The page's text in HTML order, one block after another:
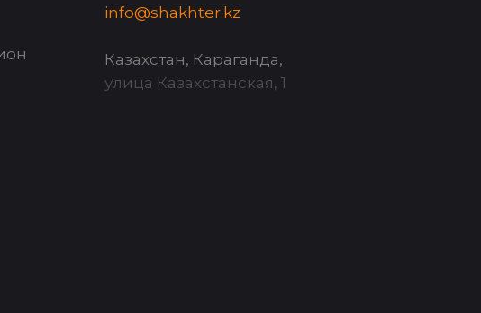
info@shakhter.kz
Казахстан, Караганда,
улица Казахстанская, 1